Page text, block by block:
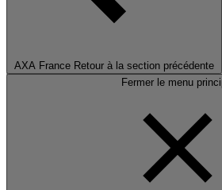
AXA France Retour à la section précédente
Fermer le menu